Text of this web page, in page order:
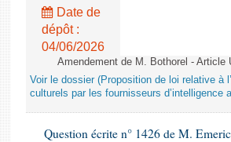
Date de
dépôt :
04/06/2026
Amendement de M. Bothorel - Article
Voir le dossier (Proposition de loi relative à
culturels par les fournisseurs d’intelligence
Question écrite n° 1426 de M.